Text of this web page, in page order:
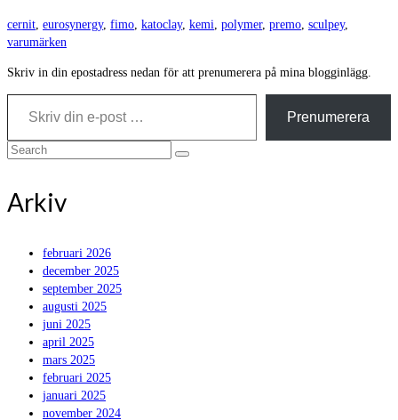
cernit, eurosynergy, fimo, katoclay, kemi, polymer, premo, sculpey,
varumärken
Skriv in din epostadress nedan för att prenumerera på mina blogginlägg.
Skriv din e-post …
Prenumerera
Search
Arkiv
februari 2026
december 2025
september 2025
augusti 2025
juni 2025
april 2025
mars 2025
februari 2025
januari 2025
november 2024